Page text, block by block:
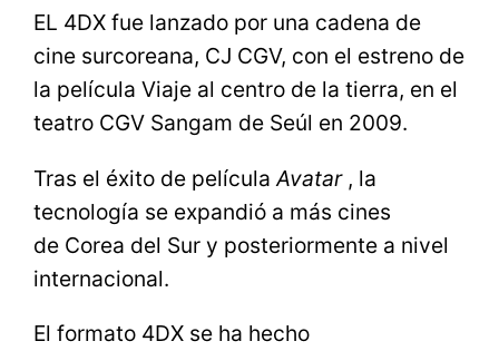
EL 4DX fue lanzado por una cadena de
cine surcoreana, CJ CGV, con el estreno de
la película Viaje al centro de la tierra, en el
teatro CGV Sangam de Seúl en 2009.
Tras el éxito de películaAvatar, la
tecnología se expandió a más cines
de Corea del Sur y posteriormente a nivel
internacional.
El formato 4DX se ha hecho